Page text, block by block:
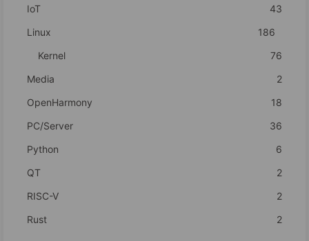
IoT
43
Linux
186
Kernel
76
Media
2
OpenHarmony
18
PC/Server
36
Python
6
QT
2
RISC-V
2
Rust
2